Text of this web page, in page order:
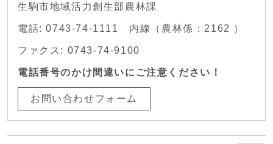
生駒市地域活力創生部農林課
電話: 0743-74-1111 内線（農林係：2162 ）
ファクス: 0743-74-9100
電話番号のかけ間違いにご注意ください！
お問い合わせフォーム